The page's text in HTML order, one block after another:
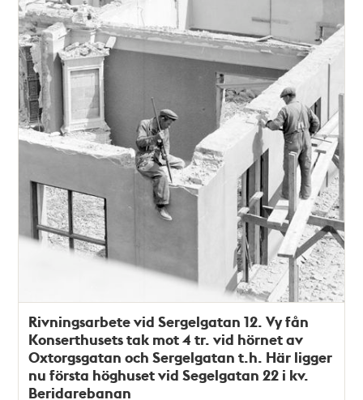
Rivningsarbete vid Sergelgatan 12. Vy fån
Konserthusets tak mot 4 tr. vid hörnet av
Oxtorgsgatan och Sergelgatan t.h. Här ligger
nu första höghuset vid Segelgatan 22 i kv.
Beridarebanan